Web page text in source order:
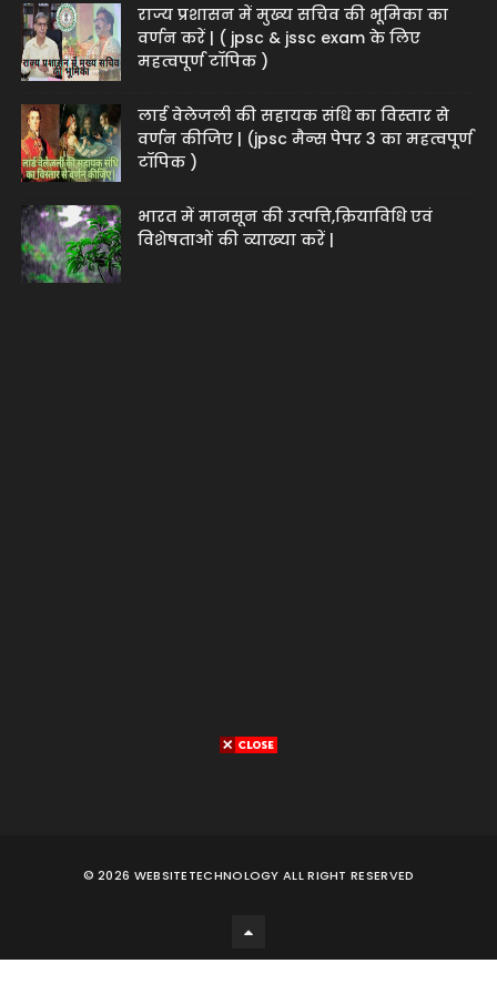
राज्य प्रशासन में मुख्य सचिव की भूमिका का
वर्णन करें | ( jpsc & jssc exam के लिए
महत्वपूर्ण टॉपिक )
लार्ड वेलेजली की सहायक संधि का विस्तार से
वर्णन कीजिए | (jpsc मैन्स पेपर 3 का महत्वपूर्ण
टॉपिक )
भारत में मानसून की उत्पत्ति,क्रियाविधि एवं
विशेषताओं की व्याख्या करें |
©2026 WEBSITETECHNOLOGYALL RIGHT RESERVED